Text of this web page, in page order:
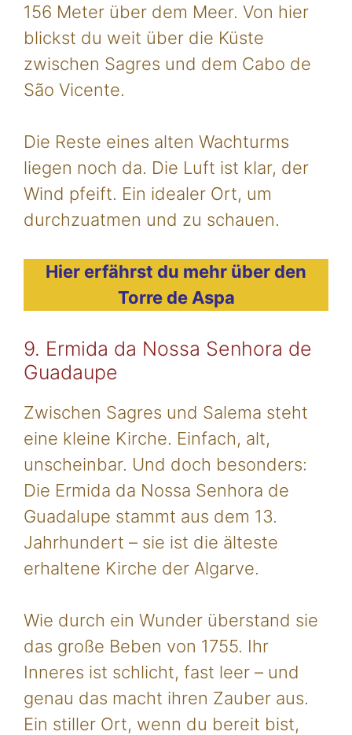
156 Meter über dem Meer. Von hier
blickst du weit über die Küste
zwischen Sagres und dem Cabo de
São Vicente.
Die Reste eines alten Wachturms
liegen noch da. Die Luft ist klar, der
Wind pfeift. Ein idealer Ort, um
durchzuatmen und zu schauen.
Hier erfährst du mehr über den
Torre de Aspa
9. Ermida da Nossa Senhora de
Guadaupe
Zwischen Sagres und Salema steht
eine kleine Kirche. Einfach, alt,
unscheinbar. Und doch besonders:
Die Ermida da Nossa Senhora de
Guadalupe stammt aus dem 13.
Jahrhundert – sie ist die älteste
erhaltene Kirche der Algarve.
Wie durch ein Wunder überstand sie
das große Beben von 1755. Ihr
Inneres ist schlicht, fast leer – und
genau das macht ihren Zauber aus.
Ein stiller Ort, wenn du bereit bist,